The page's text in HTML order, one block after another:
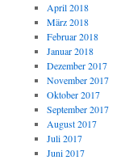
April 2018
März 2018
Februar 2018
Januar 2018
Dezember 2017
November 2017
Oktober 2017
September 2017
August 2017
Juli 2017
Juni 2017